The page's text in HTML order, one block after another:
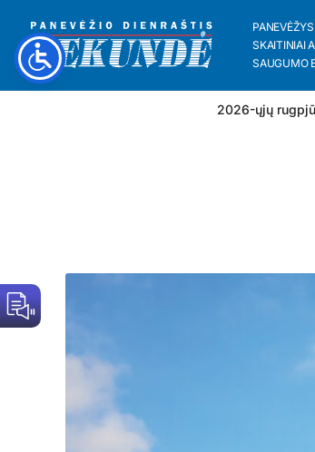
PANEVĖŽYS
SKAITINIAI
SAUGUMO
2026-ųjų